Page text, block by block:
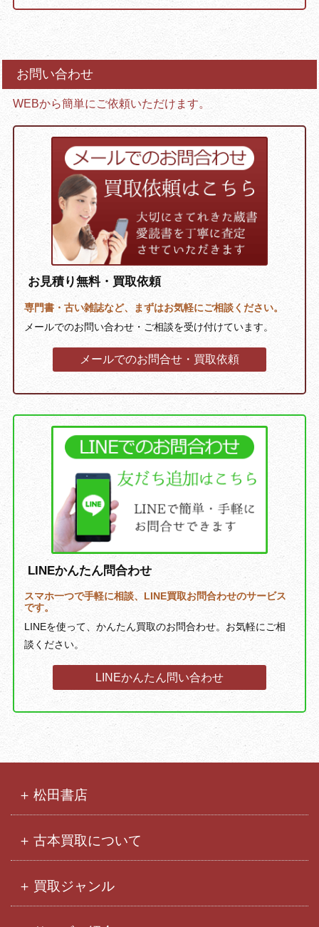
お問い合わせ
WEBから簡単にご依頼いただけます。
お見積り無料・買取依頼
専門書・古い雑誌など、まずはお気軽にご相談ください。
メールでのお問い合わせ・ご相談を受け付けています。
メールでのお問合せ・買取依頼
LINEかんたん問合わせ
スマホ一つで手軽に相談、LINE買取お問合わせのサービス
です。
LINEを使って、かんたん買取のお問合わせ。お気軽にご相
談ください。
LINEかんたん問い合わせ
松田書店
古本買取について
買取ジャンル